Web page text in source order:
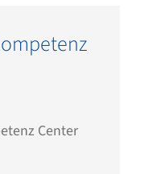
Center